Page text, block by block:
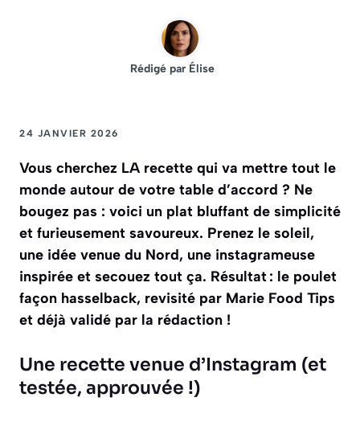
Rédigé par Élise
24 JANVIER 2026
Vous cherchez LA recette qui va mettre tout le
monde autour de votre table d’accord ? Ne
bougez pas : voici un plat bluffant de simplicité
et furieusement savoureux. Prenez le soleil,
une idée venue du Nord, une instagrameuse
inspirée et secouez tout ça. Résultat : le poulet
façon hasselback, revisité par Marie Food Tips
et déjà validé par la rédaction !
Une recette venue d’Instagram (et
testée, approuvée !)